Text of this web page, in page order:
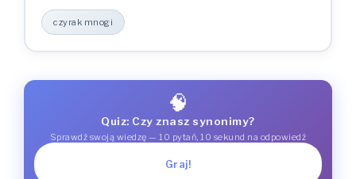
czyrak mnogi
🧠
Quiz: Czy znasz synonimy?
Sprawdź swoją wiedzę — 10 pytań, 10 sekund na odpowiedź
Graj!